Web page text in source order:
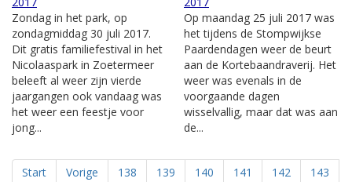
Zondag in het park, op
zondagmiddag 30 juli 2017.
Dit gratis familiefestival in het
Nicolaaspark in Zoetermeer
beleeft al weer zijn vierde
jaargangen ook vandaag was
het weer een feestje voor
jong...
Op maandag 25 juli 2017 was
het tijdens de Stompwijkse
Paardendagen weer de beurt
aan de Kortebaandraverij. Het
weer was evenals in de
voorgaande dagen
wisselvallig, maar dat was aan
de...
Start Vorige 138 139 140 141 142
143